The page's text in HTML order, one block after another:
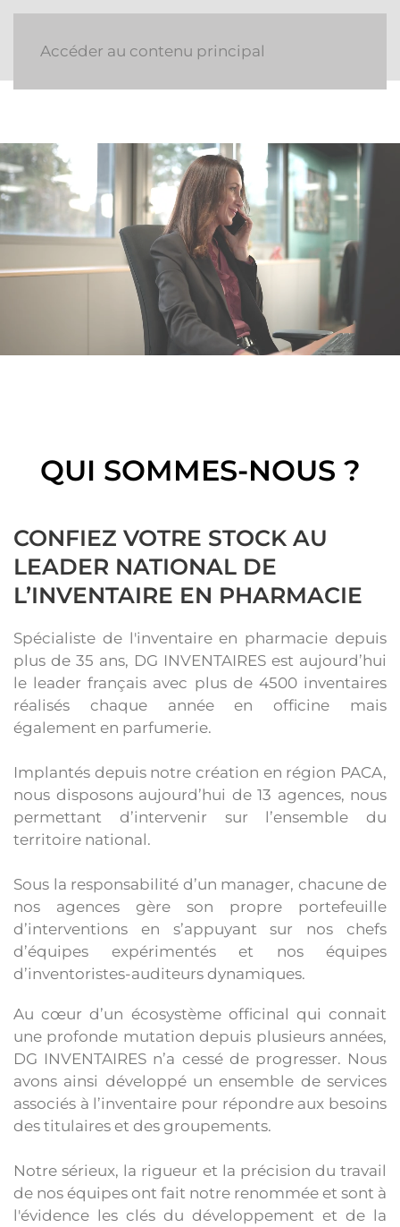
Accéder au contenu principal
QUI SOMMES-NOUS ?
CONFIEZ VOTRE STOCK AU
LEADER NATIONAL DE
L’INVENTAIRE EN PHARMACIE
Spécialiste de l'inventaire en pharmacie depuis
plus de 35 ans, DG INVENTAIRES est aujourd’hui
le leader français avec plus de 4500 inventaires
réalisés chaque année en officine mais
également en parfumerie.​
Implantés depuis notre création en région PACA,
nous disposons aujourd’hui de 13 agences, nous
permettant d’intervenir sur l’ensemble du
territoire national.
Sous la responsabilité d’un manager, chacune de
nos agences gère son propre portefeuille
d’interventions en s’appuyant sur nos chefs
d’équipes expérimentés et nos équipes
d’inventoristes-auditeurs dynamiques.​
Au cœur d’un écosystème officinal qui connait
une profonde mutation depuis plusieurs années,
DG INVENTAIRES n’a cessé de progresser. Nous
avons ainsi développé un ensemble de services
associés à l’inventaire pour répondre aux besoins
des titulaires et des groupements.​
Notre sérieux, la rigueur et la précision du travail
de nos équipes ont fait notre renommée et sont à
l'évidence les clés du développement et de la